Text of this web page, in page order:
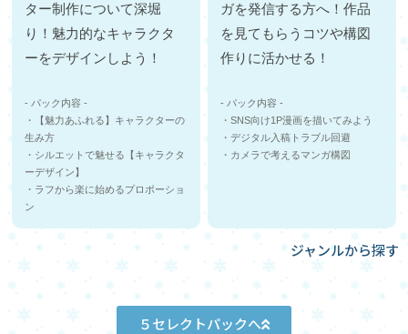
ター制作について深堀
り！魅力的なキャラクタ
ーをデザインしよう！
- パック内容 -
・【魅力あふれる】キャラクターの
生み方
・シルエットで魅せる【キャラクタ
ーデザイン】
・ラフから楽に始めるプロポーショ
ン
ガを発信する方へ！作品
を見てもらうコツや構図
作りに活かせる！
- パック内容 -
・SNS向け1P漫画を描いてみよう
・デジタル入稿トラブル回避
・カメラで考えるマンガ構図
ジャンルから探す
５セレクトパックへ